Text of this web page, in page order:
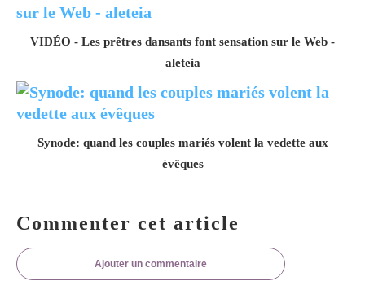
VIDÉO - Les prêtres dansants font sensation sur le Web -
aleteia
Synode: quand les couples mariés volent la vedette aux
évêques
Commenter cet article
Ajouter un commentaire